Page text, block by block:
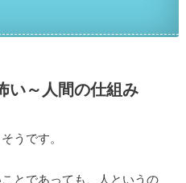
い～人間の仕組み
うです。
とであっても、人というの